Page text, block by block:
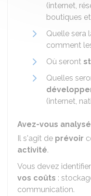
(internet,
boutiques
Quelle sera
comment
Où seront
Quelles
(internet,
Avez-vous
Il s'agit de prévoir
activité.
Vous devez
vos coûts :
communication.